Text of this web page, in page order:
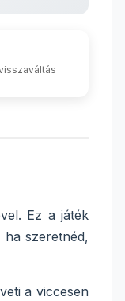
Ez a játék
ha szeretnéd,
a viccesen